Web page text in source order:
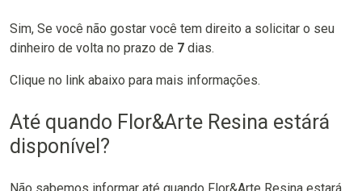
Sim, Se você não gostar você tem direito a solicitar o seu
dinheiro de volta no prazo de 7 dias.
Clique no link abaixo para mais informações.
Até quando Flor&Arte Resina estárá
disponível?